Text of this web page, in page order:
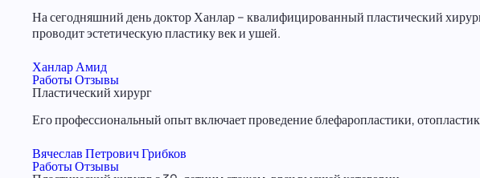
На сегодняшний день доктор Ханлар – квалифицированный пластический
проводит эстетическую пластику век и ушей.
Ханлар Амид
РаботыОтзывы
Пластический хирург
Его профессиональный опыт включает проведение блефаропластики,
Вячеслав Петрович Грибков
РаботыОтзывы